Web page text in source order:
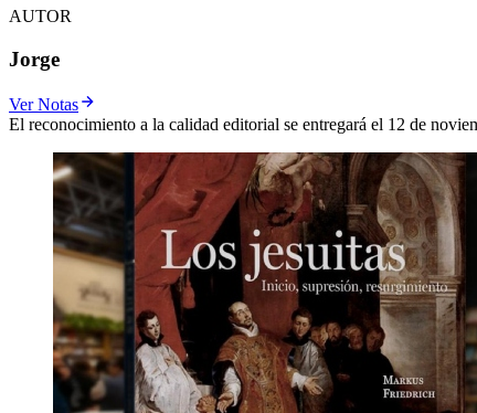
AUTOR
Jorge
Ver Notas
El reconocimiento a la calidad editorial se entregará el 12 de